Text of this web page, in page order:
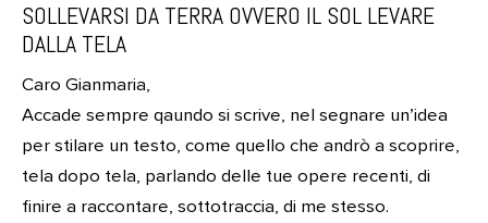
SOLLEVARSI DA TERRA OVVERO IL SOL LEVARE
DALLA TELA
Caro Gianmaria,
Accade sempre qaundo si scrive, nel segnare un’idea
per stilare un testo, come quello che andrò a scoprire,
tela dopo tela, parlando delle tue opere recenti, di
finire a raccontare, sottotraccia, di me stesso.